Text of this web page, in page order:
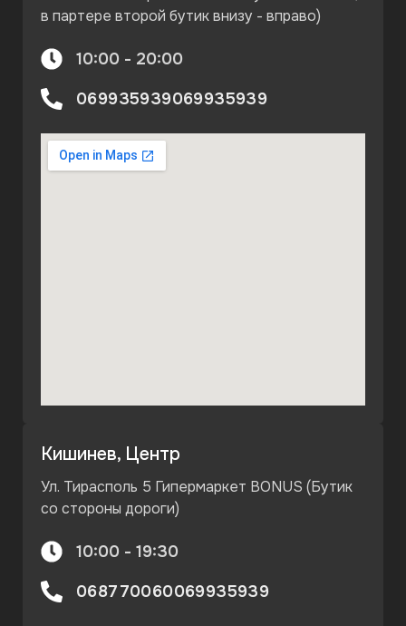
в партере второй бутик внизу - вправо)
10:00 - 20:00
069935939069935939
Кишинев, Центр
Ул. Тирасполь 5 Гипермаркет BONUS (Бутик
со стороны дороги)
10:00 - 19:30
068770060069935939